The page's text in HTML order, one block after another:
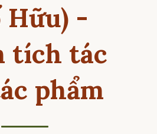
Hữu) -
tích tác
phẩm